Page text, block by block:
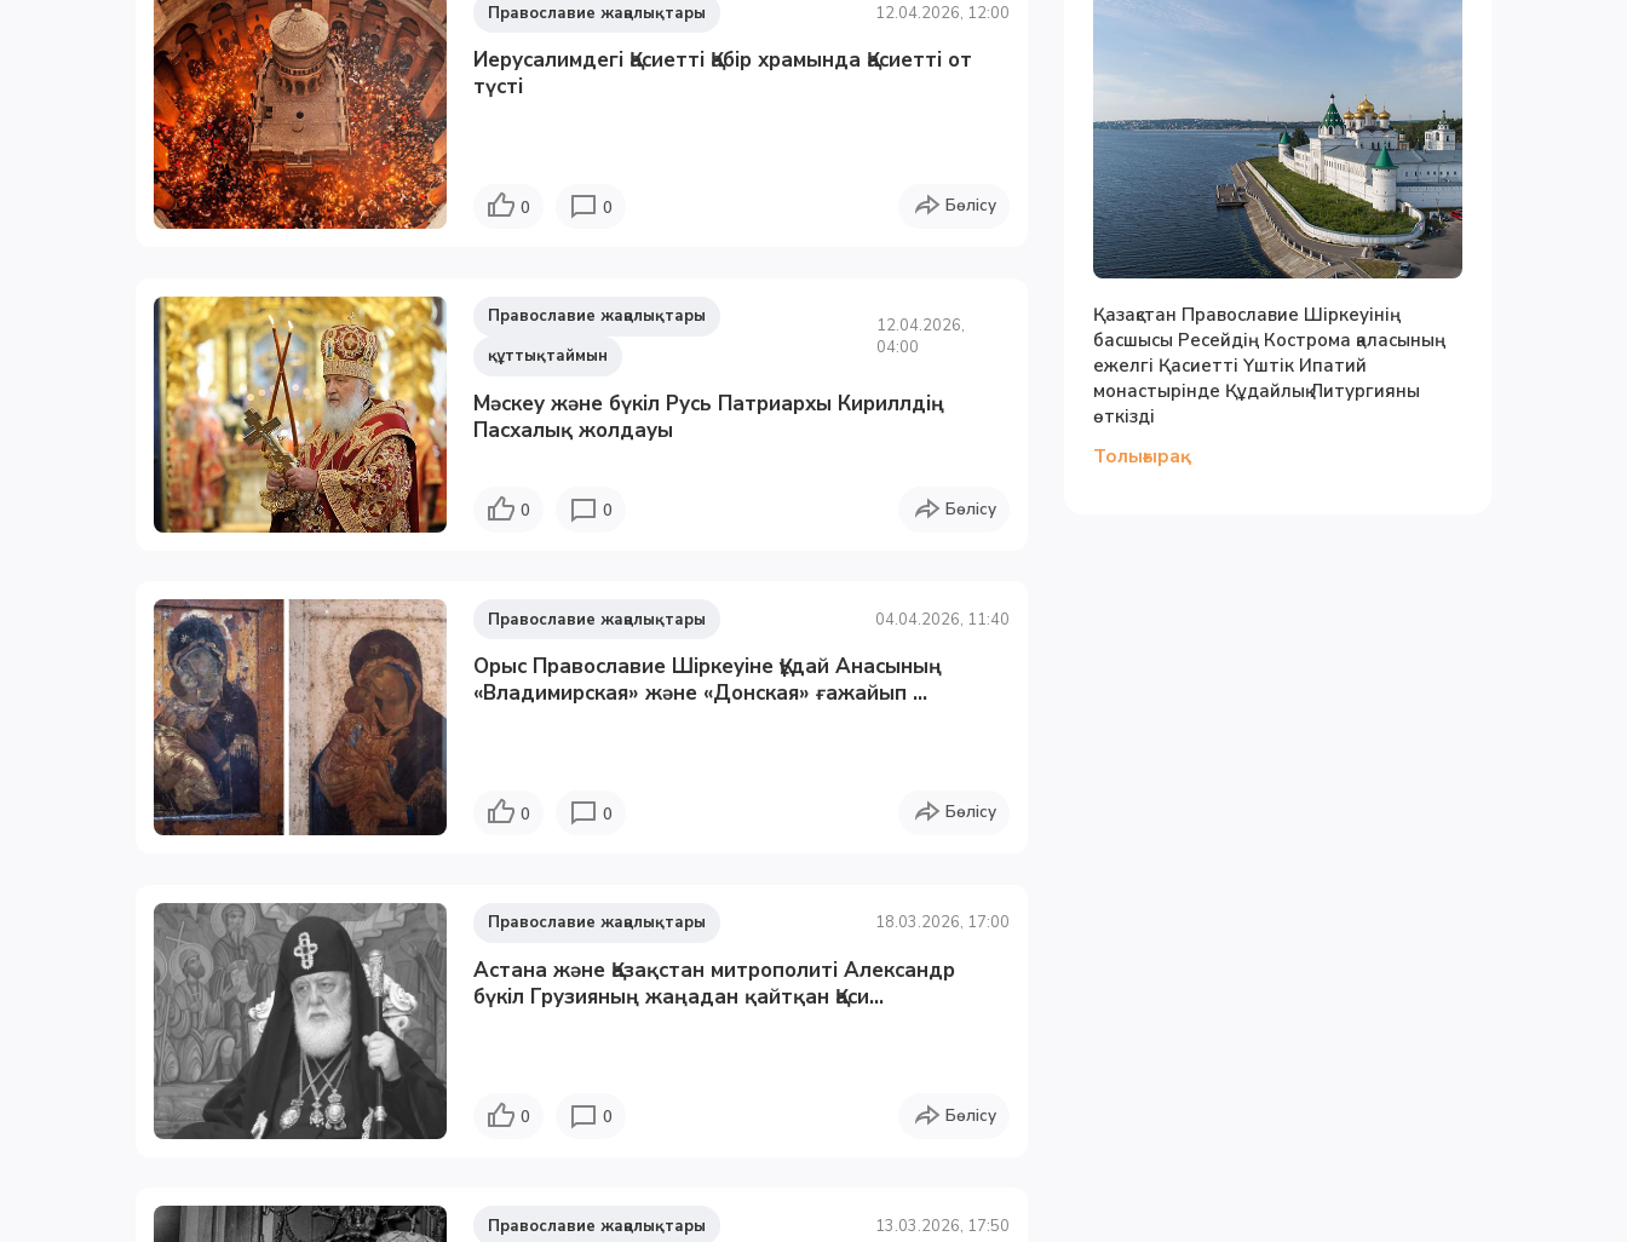
Православие жаңалықтары 12.04.2026, 12:00
Иерусалимдегі Қасиетті Қабір храмында Қасиетті от
түсті
0 0 Бөлісу
Православие жаңалықтары
құттықтаймын
12.04.2026,
04:00
Мәскеу және бүкіл Русь Патриархы Кириллдің
Пасхалық жолдауы
0 0 Бөлісу
Православие жаңалықтары 04.04.2026, 11:40
Орыс Православие Шіркеуіне Құдай Анасының
«Владимирская» және «Донская» ғажайып ...
0 0 Бөлісу
Православие жаңалықтары 18.03.2026, 17:00
Астана және Қазақстан митрополиті Александр
бүкіл Грузияның жаңадан қайтқан Қаси...
0 0 Бөлісу
Православие жаңалықтары 13.03.2026, 17:50
Қазақстан Православие Шіркеуінің
басшысы Ресейдің Кострома қаласының
ежелгі Қасиетті Үштік Ипатий
монастырінде Құдайлық Литургияны
өткізді
Толығырақ